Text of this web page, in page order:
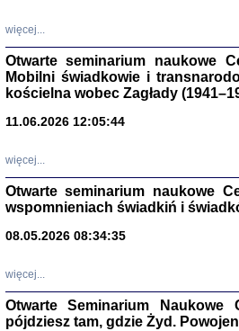
więcej...
Otwarte seminarium naukowe
Mobilni świadkowie i
kościelna wobec Zagłady
11.06.2026 12:05:44
więcej...
Otwarte seminarium naukowe
wspomnieniach świadkiń i
08.05.2026 08:34:35
więcej...
Otwarte Seminarium
pójdziesz tam, gdzie Żyd.